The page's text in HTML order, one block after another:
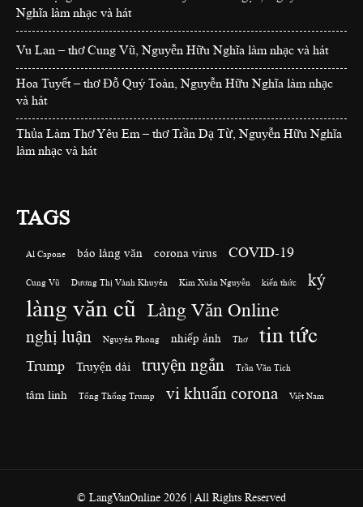
Nghĩa làm nhạc và hát
Vu Lan – thơ Cung Vũ, Nguyễn Hữu Nghĩa làm nhạc và hát
Hoa Tuyết – thơ Đỗ Quý Toàn, Nguyễn Hữu Nghĩa làm nhạc
và hát
Thủa Làm Thơ Yêu Em – thơ Trần Dạ Từ, Nguyễn Hữu Nghĩa
làm nhạc và hát
TAGS
Al Capone báo làng văn corona virus COVID-19
Cung Vũ Dương Thị Vành Khuyên Kim Xuân Nguyễn kiến thức ký
làng văn cũ Làng Văn Online
nghị luận Nguyên Phong nhiếp ảnh Thơ tin tức
Trump Truyện dài truyện ngắn Trần Văn Tích
tâm linh Tổng Thống Trump vi khuẩn corona Việt Nam
© LangVanOnline 2026 | All Rights Reserved